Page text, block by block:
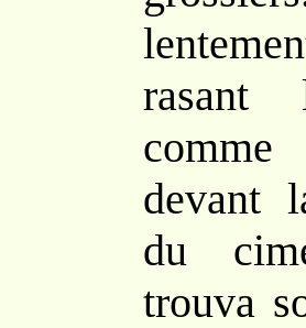
devant
du
trouva